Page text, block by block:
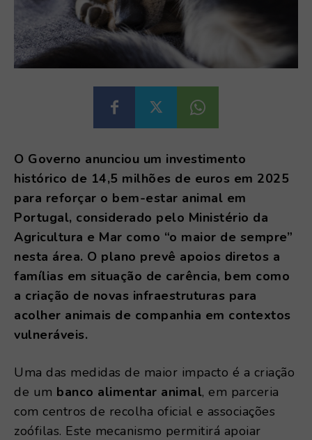
O Governo anunciou um investimento
histórico de 14,5 milhões de euros em 2025
para reforçar o bem-estar animal em
Portugal, considerado pelo Ministério da
Agricultura e Mar como “o maior de sempre”
nesta área. O plano prevê apoios diretos a
famílias em situação de carência, bem como
a criação de novas infraestruturas para
acolher animais de companhia em contextos
vulneráveis.
Uma das medidas de maior impacto é a criação
de um banco alimentar animal, em parceria
com centros de recolha oficial e associações
zoófilas. Este mecanismo permitirá apoiar